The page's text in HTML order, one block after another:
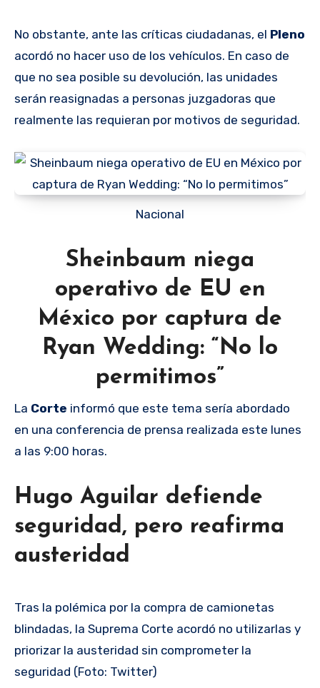
No obstante, ante las críticas ciudadanas, el Pleno
acordó no hacer uso de los vehículos. En caso de
que no sea posible su devolución, las unidades
serán reasignadas a personas juzgadoras que
realmente las requieran por motivos de seguridad.
Nacional
Sheinbaum niega
operativo de EU en
México por captura de
Ryan Wedding: “No lo
permitimos”
La Corte informó que este tema sería abordado
en una conferencia de prensa realizada este lunes
a las 9:00 horas.
Hugo Aguilar defiende
seguridad, pero reafirma
austeridad
Tras la polémica por la compra de camionetas
blindadas, la Suprema Corte acordó no utilizarlas y
priorizar la austeridad sin comprometer la
seguridad (Foto: Twitter)